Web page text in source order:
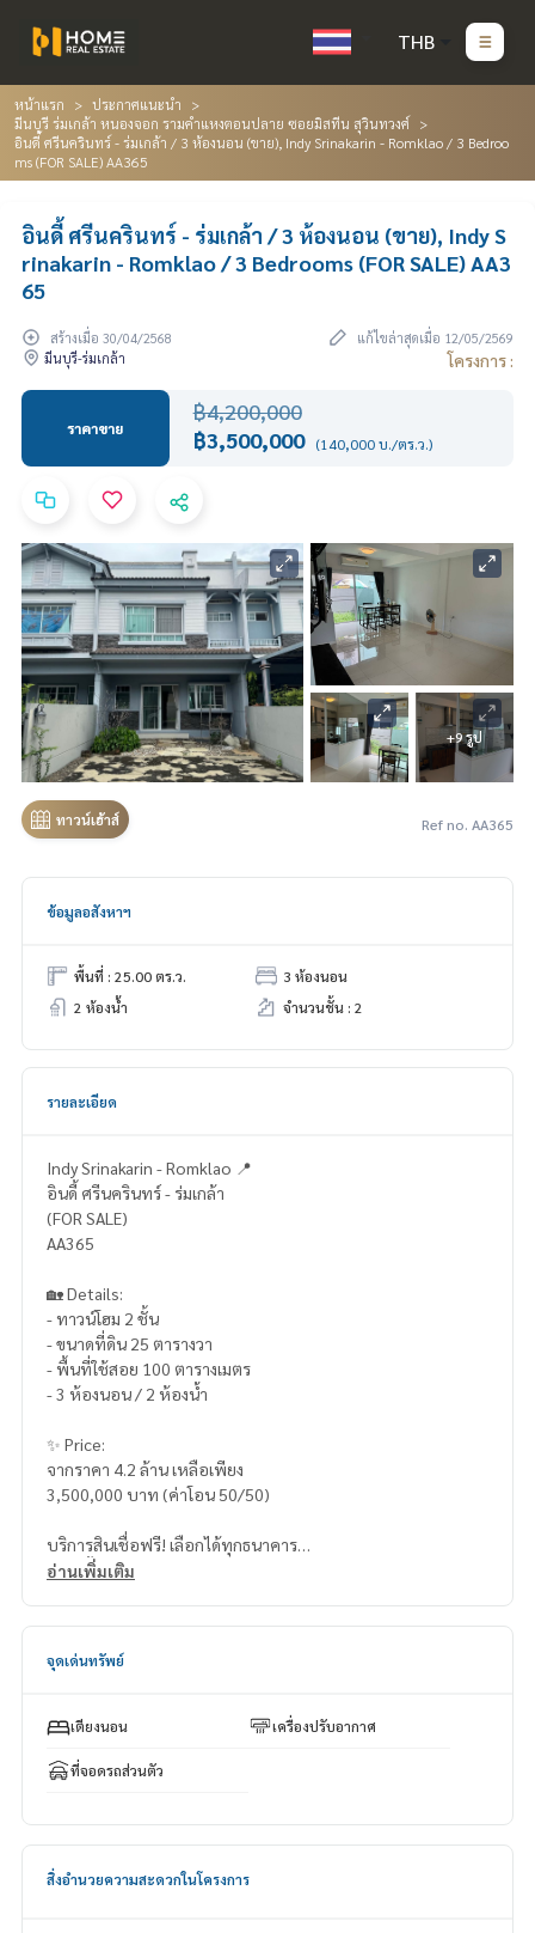
THB
หน้าแรก
ประกาศแนะนำ
มีนบุรี ร่มเกล้า หนองจอก รามคำแหงตอนปลาย ซอยมิสทีน สุวินทวงศ์
อินดี้ ศรีนครินทร์ - ร่มเกล้า / 3 ห้องนอน (ขาย), Indy Srinakarin - Romklao / 3 Bedroo
ms (FOR SALE) AA365
อินดี้ ศรีนครินทร์ - ร่มเกล้า / 3 ห้องนอน (ขาย), Indy S
rinakarin - Romklao / 3 Bedrooms (FOR SALE) AA3
65
สร้างเมื่อ 30/04/2568
แก้ไขล่าสุดเมื่อ 12/05/2569
มีนบุรี-ร่มเกล้า
โครงการ :
ราคาขาย
฿4,200,000
฿3,500,000 (140,000 บ./ตร.ว.)
+9 รูป
ทาวน์เฮ้าส์ Ref no. AA365
ข้อมูลอสังหาฯ
พื้นที่ : 25.00 ตร.ว.
3 ห้องนอน
2 ห้องน้ำ
จำนวนชั้น : 2
รายละเอียด
Indy Srinakarin - Romklao 📍
อินดี้ ศรีนครินทร์ - ร่มเกล้า
(FOR SALE)
AA365
🏡 Details:
- ทาวน์โฮม 2 ชั้น
- ขนาดที่ดิน 25 ตารางวา
- พื้นที่ใช้สอย 100 ตารางเมตร
- 3 ห้องนอน / 2 ห้องน้ำ
✨ Price:
จากราคา 4.2 ล้าน เหลือเพียง
3,500,000 บาท (ค่าโอน 50/50)
บริการสินเชื่อฟรี! เลือกได้ทุกธนาคาร
ดอกเบี้ยพิเศษ วงเงินสูงสุด 90-100%
HOME - REAL ESTATE SERVICES
LINE: @homethailand
✔️ ข้อมูลเชิงลึกโดยผู้เชี่ยวชาญในพื้นที่
✔️ รับฝากขาย รับซื้อ ขายฝาก จำนอง
อ่านเพิ่มเติม
จุดเด่นทรัพย์
เตียงนอน เครื่องปรับอากาศ
ที่จอดรถส่วนตัว
สิ่งอำนวยความสะดวกในโครงการ